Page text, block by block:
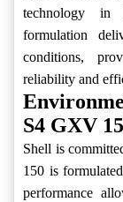
technology in
formulation
conditions,
reliability and
S4 GXV
Shell is
150 is
performance